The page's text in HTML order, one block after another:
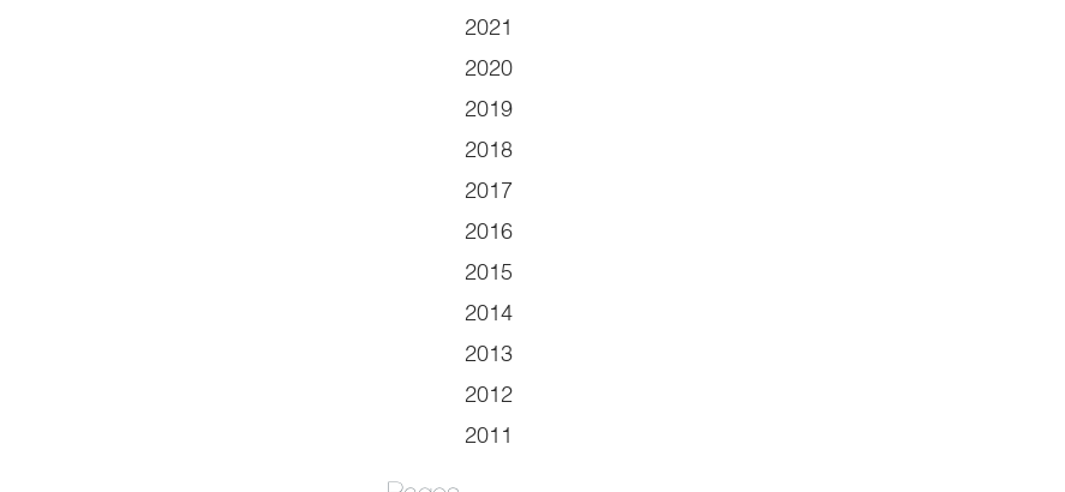
2021
2020
2019
2018
2017
2016
2015
2014
2013
2012
2011